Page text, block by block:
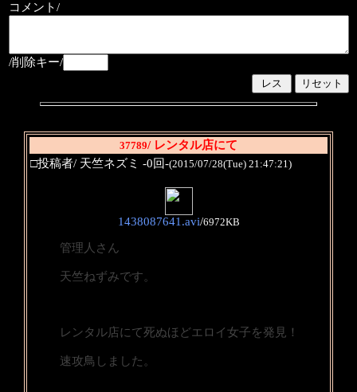
コメント/
/削除キー/
37789/ レンタル店にて
□投稿者/ 天竺ネズミ -0回-(2015/07/28(Tue) 21:47:21)
1438087641.avi/6972KB
管理人さん
天竺ねずみです。
レンタル店にて死ぬほどエロイ女子を発見！
速攻鳥しました。